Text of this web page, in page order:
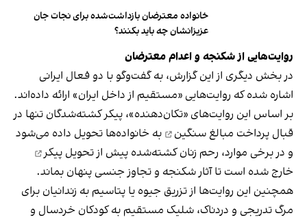
خانواده معترضان بازداشت‌شده برای نجات جان
عزیزانشان چه باید بکنند؟
روایت‌هایی از شکنجه و اعدام معترضان
در بخش دیگری از این گزارش، به گفت‌وگو با دو فعال ایرانی
اشاره شده که روایت‌هایی «مستقیم از داخل ایران» ارائه داده‌اند.
بر اساس این روایت‌های «تکان‌دهنده»، پیکر کشته‌شدگان تنها در
قبال پرداخت مبالغ سنگین
به خانواده‌ها تحویل داده می‌شود
و در برخی موارد، رحم زنان کشته‌شده پیش از تحویل پیکر
خارج شده است تا آثار شکنجه و تجاوز جنسی پنهان بماند.
همچنین این روایت‌ها از تزریق جیوه یا پتاسیم به زندانیان برای
مرگ تدریجی و دردناک، شلیک مستقیم به کودکان خردسال و